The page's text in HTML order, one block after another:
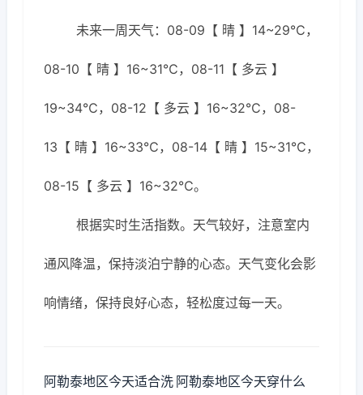
未来一周天气：08-09【 晴 】14~29℃，
08-10【 晴 】16~31℃，08-11【 多云 】
19~34℃，08-12【 多云 】16~32℃，08-
13【 晴 】16~33℃，08-14【 晴 】15~31℃，
08-15【 多云 】16~32℃。
根据实时生活指数。天气较好，注意室内
通风降温，保持淡泊宁静的心态。天气变化会影
响情绪，保持良好心态，轻松度过每一天。
阿勒泰地区今天适合洗 阿勒泰地区今天穿什么